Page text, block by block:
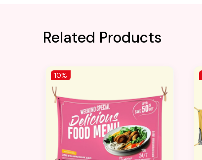
Related Products
10%